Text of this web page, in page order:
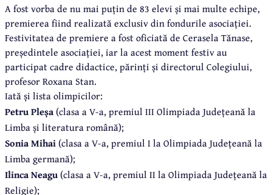
A fost vorba de nu mai puțin de 83 elevi și mai multe echipe,
premierea fiind realizată exclusiv din fondurile asociației.
Festivitatea de premiere a fost oficiată de Cerasela Tănase,
președintele asociației, iar la acest moment festiv au
participat cadre didactice, părinți și directorul Colegiului,
profesor Roxana Stan.
Iată și lista olimpicilor:
Petru Pleșa (clasa a V-a, premiul III Olimpiada Județeană la
Limba și literatura română);
Sonia Mihai (clasa a V-a, premiul I la Olimpiada Județeană la
Limba germană);
Ilinca Neagu (clasa a V-a, premiul II la Olimpiada Județeană la
Religie);